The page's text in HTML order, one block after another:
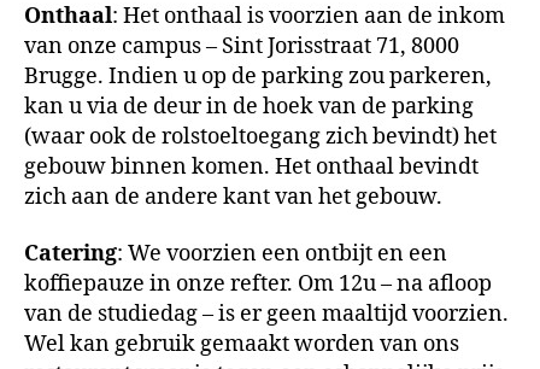
Onthaal: Het onthaal is voorzien aan de inkom
van onze campus – Sint Jorisstraat 71, 8000
Brugge. Indien u op de parking zou parkeren,
kan u via de deur in de hoek van de parking
(waar ook de rolstoeltoegang zich bevindt) het
gebouw binnen komen. Het onthaal bevindt
zich aan de andere kant van het gebouw.
Catering: We voorzien een ontbijt en een
koffiepauze in onze refter. Om 12u – na afloop
van de studiedag – is er geen maaltijd voorzien.
Wel kan gebruik gemaakt worden van ons